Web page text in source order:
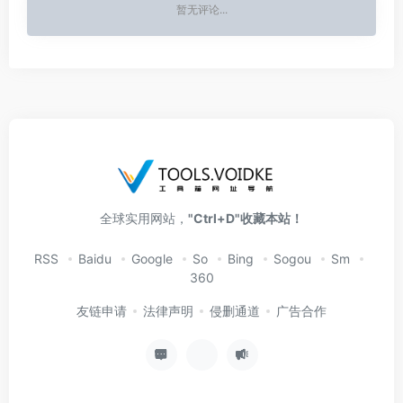
暂无评论...
全球实用网站， "Ctrl+D"收藏本站！
RSS Baidu Google So Bing Sogou
Sm
360
友链申请 法律声明 侵删通道 广告合作